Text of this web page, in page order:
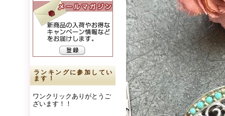
ランキングに参加してい
ます！
ワンクリックありがとうご
ざいます！！